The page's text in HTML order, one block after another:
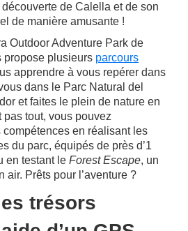
de Calella et de son
de manière amusante !
Outdoor Adventure Park de
propose plusieurs parcours
apprendre à vous repérer dans
dans le Parc Natural del
et faites le plein de nature en
pas tout, vous pouvez
en réalisant les
du parc, équipés de près d’1
en testant le Forest Escape, un
air. Prêts pour l’aventure ?
trésors